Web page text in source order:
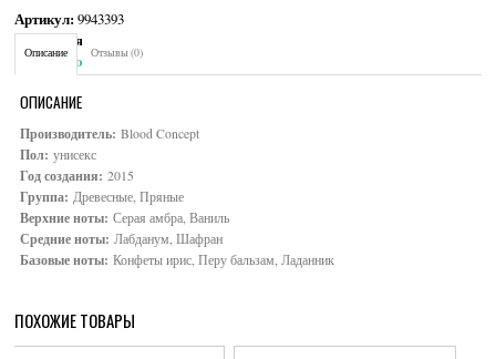
Артикул:9943393
Категория:
Brand:Blood Concept
Описание Отзывы (0)
ОПИСАНИЕ
Производитель: Blood Concept
Пол: унисекс
Год создания: 2015
Группа: Древесные, Пряные
Верхние ноты: Серая амбра, Ваниль
Средние ноты: Лабданум, Шафран
Базовые ноты: Конфеты ирис, Перу бальзам, Ладанник
ПОХОЖИЕ ТОВАРЫ